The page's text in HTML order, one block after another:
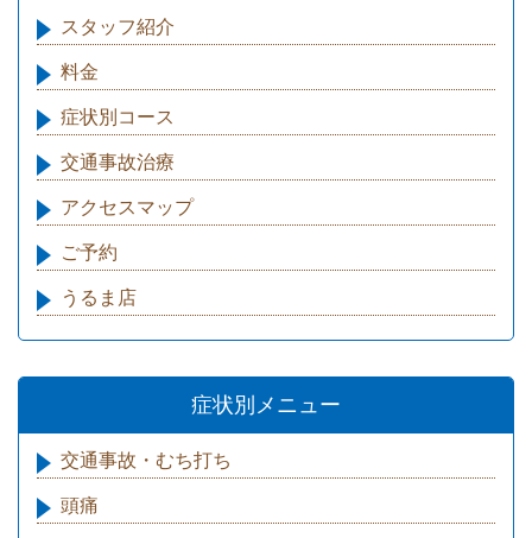
スタッフ紹介
料金
症状別コース
交通事故治療
アクセスマップ
ご予約
うるま店
症状別メニュー
交通事故・むち打ち
頭痛